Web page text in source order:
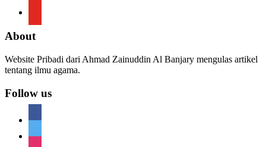
About
Website Pribadi dari Ahmad Zainuddin Al Banjary mengulas artikel
tentang ilmu agama.
Follow us